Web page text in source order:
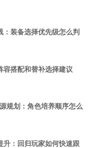
：装备选择优先级怎么判
容搭配和替补选择建议
规划：角色培养顺序怎么
升：回归玩家如何快速跟